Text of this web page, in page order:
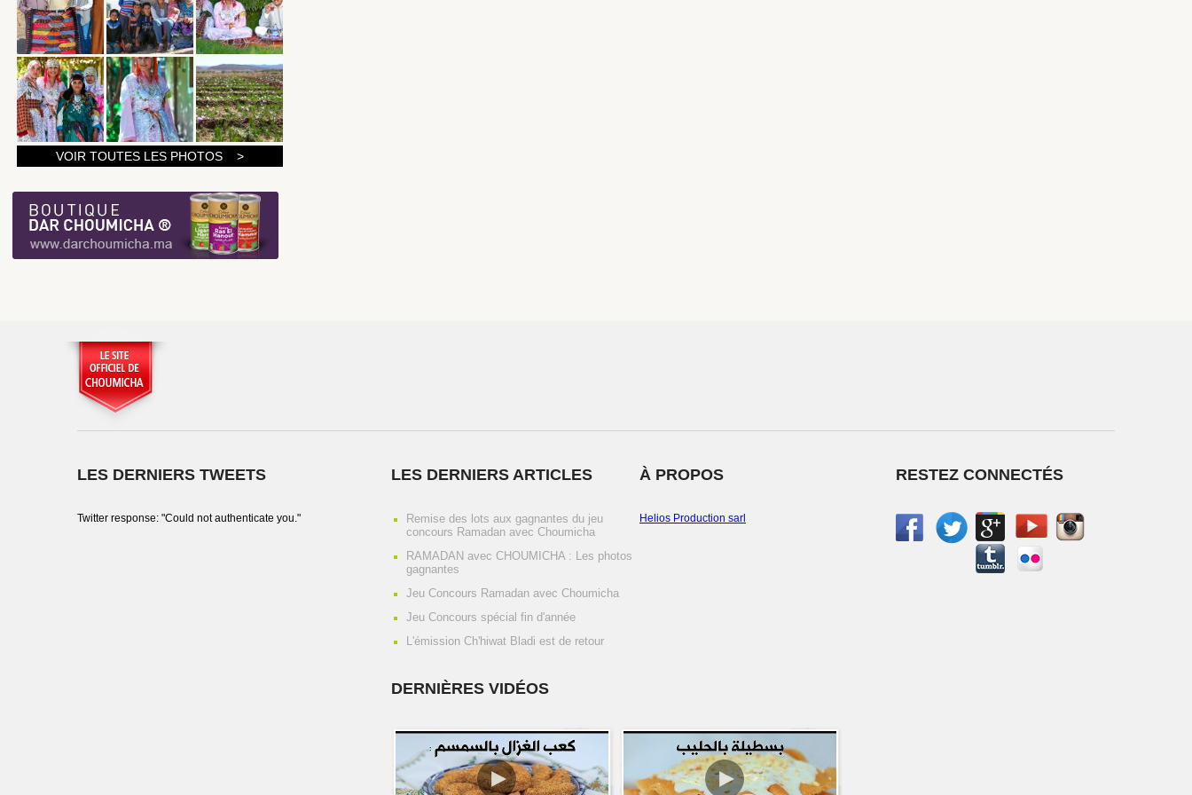
1
2
VOIR TOUTES LES PHOTOS >
LES DERNIERS TWEETS
Twitter response: "Could not authenticate you."
LES DERNIERS ARTICLES
Remise des lots aux gagnantes du jeu
concours Ramadan avec Choumicha
RAMADAN avec CHOUMICHA : Les photos
gagnantes
Jeu Concours Ramadan avec Choumicha
Jeu Concours spécial fin d'année
L'émission Ch'hiwat Bladi est de retour
À PROPOS
Helios Production sarl
DERNIÈRES VIDÉOS
RESTEZ CONNECTÉS